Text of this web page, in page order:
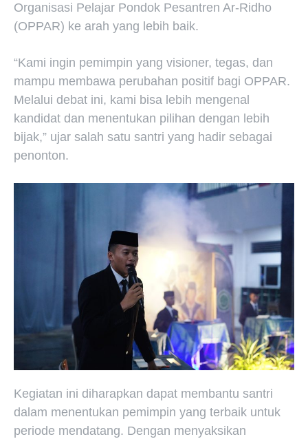
Organisasi Pelajar Pondok Pesantren Ar-Ridho
(OPPAR) ke arah yang lebih baik.
“Kami ingin pemimpin yang visioner, tegas, dan
mampu membawa perubahan positif bagi OPPAR.
Melalui debat ini, kami bisa lebih mengenal
kandidat dan menentukan pilihan dengan lebih
bijak,” ujar salah satu santri yang hadir sebagai
penonton.
Kegiatan ini diharapkan dapat membantu santri
dalam menentukan pemimpin yang terbaik untuk
periode mendatang. Dengan menyaksikan